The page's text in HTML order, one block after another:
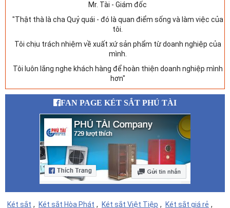
Mr. Tài - Giám đốc
"Thật thà là cha Quỷ quái - đó là quan điểm sống và làm việc của
tôi.
Tôi chịu trách nhiệm về xuất xứ sản phẩm từ doanh nghiệp của
mình.
Tôi luôn lắng nghe khách hàng để hoàn thiện doanh nghiệp mình
hơn"
FAN PAGE KÉT SẮT PHÚ TÀI
Két sắt , Két sắt Hòa Phát , Két sắt Việt Tiệp , Két sắt giá rẻ ,